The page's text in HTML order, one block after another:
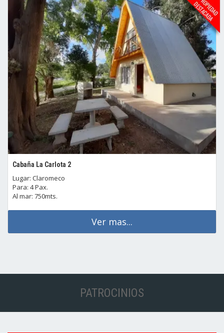
Cabaña La Carlota 2
Lugar: Claromeco
Para: 4 Pax.
Al mar: 750mts.
Ver mas...
PATROCINIOS